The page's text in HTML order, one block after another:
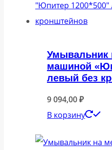
Умывальник
машиной
левый без
9 094,00₽
В корзину